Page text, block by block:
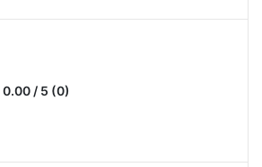
0.00 / 5 (0)